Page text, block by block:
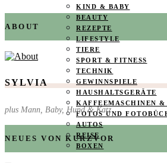
KIND & BABY
BEAUTY
REZEPTE
LIFESTYLE
TIERE
SPORT & FITNESS
TECHNIK
GEWINNSPIELE
HAUSHALTSGERÄTE
KAFFEEMASCHINEN &
FOTOS UND
AUTOS
REISE
BOXEN
ABOUT
SYLVIA
plus Mann, Baby, Hund & Katz
NEUES VON KURZVOR